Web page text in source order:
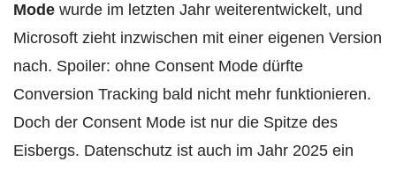
Mode wurde im letzten Jahr weiterentwickelt, und
Microsoft zieht inzwischen mit einer eigenen Version
nach. Spoiler: ohne Consent Mode dürfte
Conversion Tracking bald nicht mehr funktionieren.
Doch der Consent Mode ist nur die Spitze des
Eisbergs. Datenschutz ist auch im Jahr 2025 ein